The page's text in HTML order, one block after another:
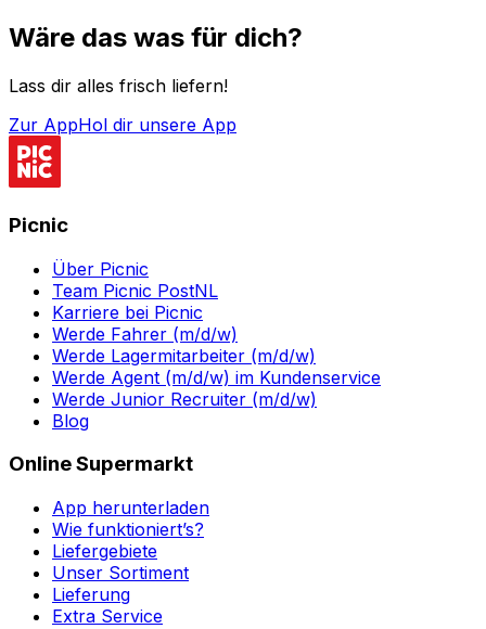
Wäre das was für dich?
Lass dir alles frisch liefern!
Zur AppHol dir unsere App
Picnic
Über Picnic
Team Picnic PostNL
Karriere bei Picnic
Werde Fahrer (m/d/w)
Werde Lagermitarbeiter (m/d/w)
Werde Agent (m/d/w) im Kundenservice
Werde Junior Recruiter (m/d/w)
Blog
Online Supermarkt
App herunterladen
Wie funktioniert’s?
Liefergebiete
Unser Sortiment
Lieferung
Extra Service